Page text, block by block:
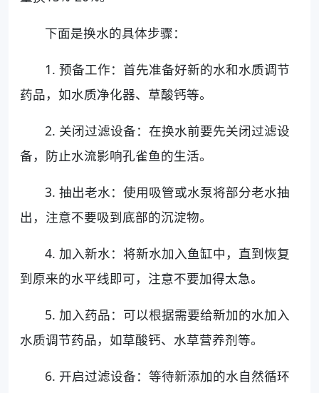
下面是换水的具体步骤：
1. 预备工作：首先准备好新的水和水质调节
药品，如水质净化器、草酸钙等。
2. 关闭过滤设备：在换水前要先关闭过滤设
备，防止水流影响孔雀鱼的生活。
3. 抽出老水：使用吸管或水泵将部分老水抽
出，注意不要吸到底部的沉淀物。
4. 加入新水：将新水加入鱼缸中，直到恢复
到原来的水平线即可，注意不要加得太急。
5. 加入药品：可以根据需要给新加的水加入
水质调节药品，如草酸钙、水草营养剂等。
6. 开启过滤设备：等待新添加的水自然循环